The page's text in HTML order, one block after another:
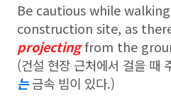
Be cautious while
construction site, as
projectingfrom the
(건설 현장 근처에서 걸을 때
는금속 빔이 있다.)